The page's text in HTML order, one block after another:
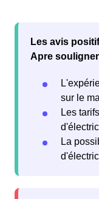
Les avis
Apre
sur le
Les
La